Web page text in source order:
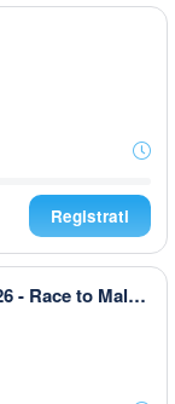
Registrati
Austrian Amateur Open 2026 - Race to Malaysia